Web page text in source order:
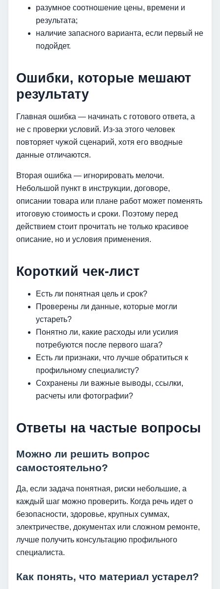
разумное соотношение цены, времени и
результата;
наличие запасного варианта, если первый не
подойдет.
Ошибки, которые мешают
результату
Главная ошибка — начинать с готового ответа, а
не с проверки условий. Из-за этого человек
повторяет чужой сценарий, хотя его вводные
данные отличаются.
Вторая ошибка — игнорировать мелочи.
Небольшой пункт в инструкции, договоре,
описании товара или плане работ может поменять
итоговую стоимость и сроки. Поэтому перед
действием стоит прочитать не только красивое
описание, но и условия применения.
Короткий чек-лист
Есть ли понятная цель и срок?
Проверены ли данные, которые могли
устареть?
Понятно ли, какие расходы или усилия
потребуются после первого шага?
Есть ли признаки, что лучше обратиться к
профильному специалисту?
Сохранены ли важные выводы, ссылки,
расчеты или фотографии?
Ответы на частые вопросы
Можно ли решить вопрос
самостоятельно?
Да, если задача понятная, риски небольшие, а
каждый шаг можно проверить. Когда речь идет о
безопасности, здоровье, крупных суммах,
электричестве, документах или сложном ремонте,
лучше получить консультацию профильного
специалиста.
Как понять, что материал устарел?